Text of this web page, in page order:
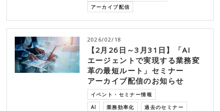
アーカイブ配信
2026/02/18
【2月26日～3月31日】「AI
エージェントで実現する業務変
革の最短ルート」セミナー
アーカイブ配信のお知らせ
イベント・セミナー情報
AI
業務効率化
過去のセミナー